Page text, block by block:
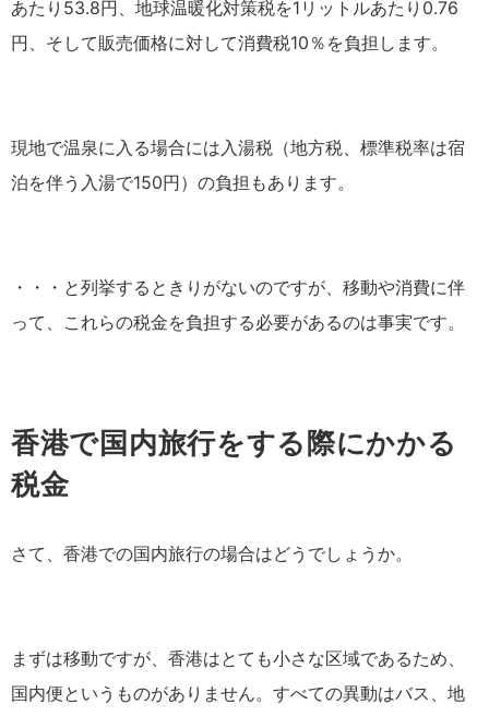
あたり53.8円、地球温暖化対策税を1リットルあたり0.76
円、そして販売価格に対して消費税10％を負担します。
現地で温泉に入る場合には入湯税（地方税、標準税率は宿
泊を伴う入湯で150円）の負担もあります。
・・・と列挙するときりがないのですが、移動や消費に伴
って、これらの税金を負担する必要があるのは事実です。
香港で国内旅行をする際にかかる
税金
さて、香港での国内旅行の場合はどうでしょうか。
まずは移動ですが、香港はとても小さな区域であるため、
国内便というものがありません。すべての異動はバス、地